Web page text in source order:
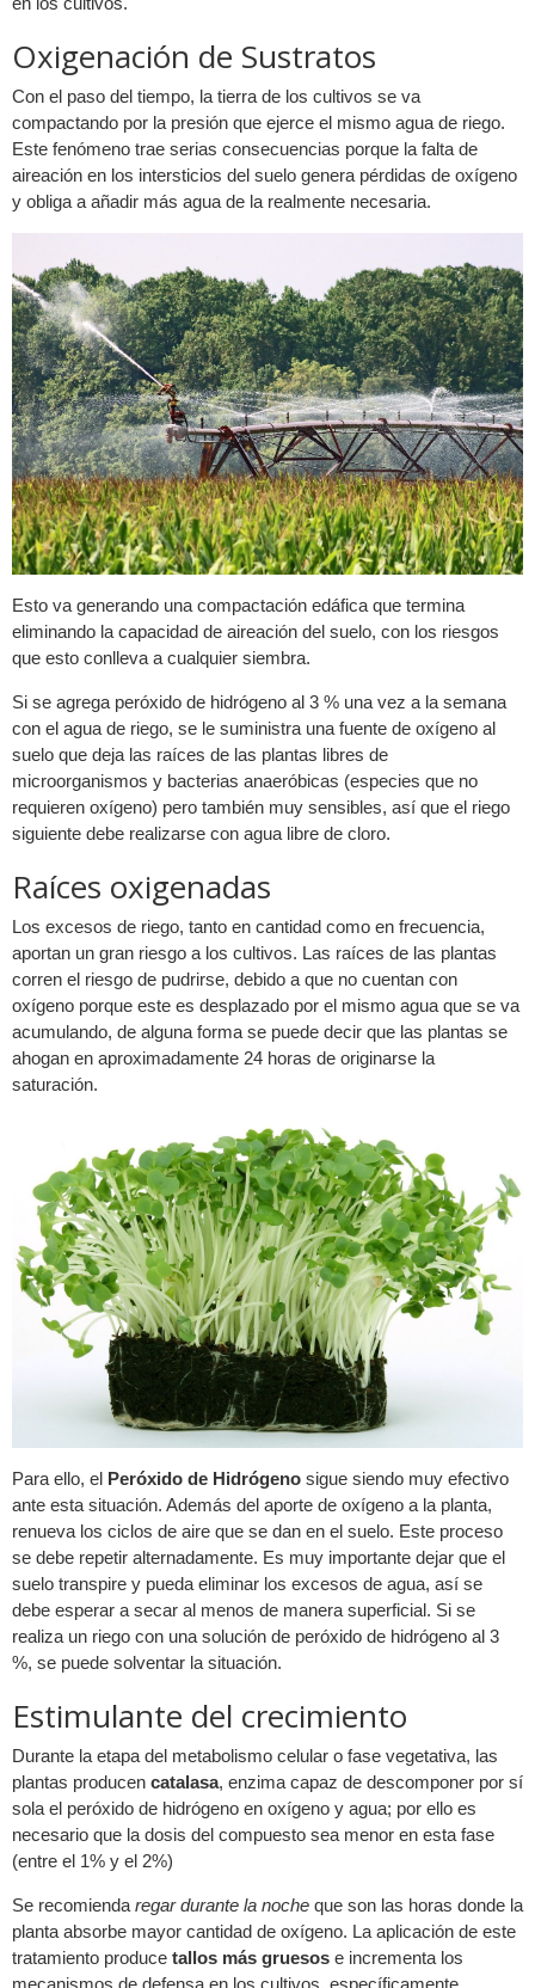
Oxigenación de Sustratos
Con el paso del tiempo, la tierra de los cultivos se va
compactando por la presión que ejerce el mismo agua de riego.
Este fenómeno trae serias consecuencias porque la falta de
aireación en los intersticios del suelo genera pérdidas de oxígeno
y obliga a añadir más agua de la realmente necesaria.
Esto va generando una compactación edáfica que termina
eliminando la capacidad de aireación del suelo, con los riesgos
que esto conlleva a cualquier siembra.
Si se agrega peróxido de hidrógeno al 3 % una vez a la semana
con el agua de riego, se le suministra una fuente de oxígeno al
suelo que deja las raíces de las plantas libres de
microorganismos y bacterias anaeróbicas (especies que no
requieren oxígeno) pero también muy sensibles, así que el riego
siguiente debe realizarse con agua libre de cloro.
Raíces oxigenadas
Los excesos de riego, tanto en cantidad como en frecuencia,
aportan un gran riesgo a los cultivos. Las raíces de las plantas
corren el riesgo de pudrirse, debido a que no cuentan con
oxígeno porque este es desplazado por el mismo agua que se va
acumulando, de alguna forma se puede decir que las plantas se
ahogan en aproximadamente 24 horas de originarse la
saturación.
Para ello, el Peróxido de Hidrógeno sigue siendo muy efectivo
ante esta situación. Además del aporte de oxígeno a la planta,
renueva los ciclos de aire que se dan en el suelo. Este proceso
se debe repetir alternadamente. Es muy importante dejar que el
suelo transpire y pueda eliminar los excesos de agua, así se
debe esperar a secar al menos de manera superficial. Si se
realiza un riego con una solución de peróxido de hidrógeno al 3
%, se puede solventar la situación.
Estimulante del crecimiento
Durante la etapa del metabolismo celular o fase vegetativa, las
plantas producen catalasa, enzima capaz de descomponer por sí
sola el peróxido de hidrógeno en oxígeno y agua; por ello es
necesario que la dosis del compuesto sea menor en esta fase
(entre el 1% y el 2%)
Se recomiendaregar durante la noche que son las horas donde la
planta absorbe mayor cantidad de oxígeno. La aplicación de este
tratamiento produce tallos más gruesos e incrementa los